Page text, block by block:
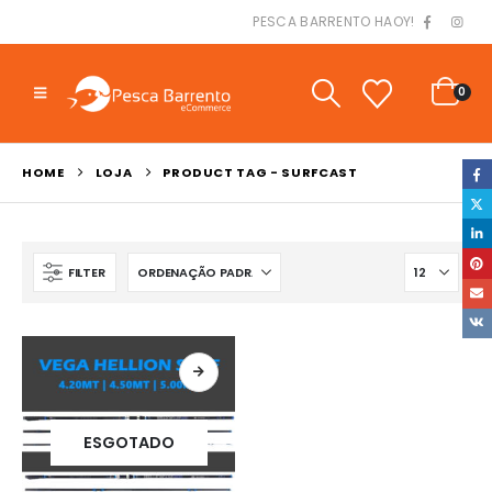
PESCA BARRENTO HAOY!
0
HOME LOJA PRODUCT TAG - SURFCAST
FILTER
ESGOTADO